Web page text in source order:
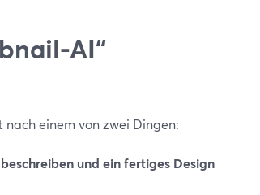
AI“
einem von zwei Dingen:
und ein fertiges Design